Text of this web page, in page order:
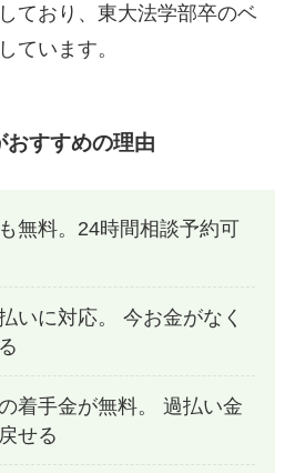
ており、東大法学部卒のベ
ています。
すすめの理由
無料。24時間相談予約可
いに対応。 今お金がなく
着手金が無料。 過払い金
せる